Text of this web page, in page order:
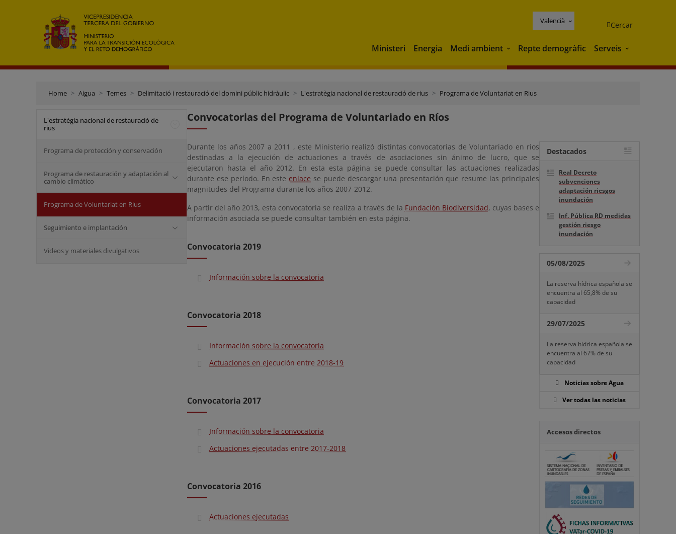
Valencià Cercar
Ministeri Energia Medi ambient Medi ambient
Repte demogràfic Serveis Serveis
Home Aigua Temes Delimitació i restauració del domini públic hidràulic L'estratègia nacional de restauració de rius Programa de Voluntariat en Rius
L'estratègia nacional de restauració de
rius
Programa de protección y conservación
Programa de restauración y adaptación al
cambio climático
Programa de Voluntariat en Rius
Seguimiento e implantación
Videos y materiales divulgativos
Convocatorias del Programa de Voluntariado en Ríos
Durante los años 2007 a 2011 , este Ministerio realizó distintas convocatorias de Voluntariado en rios
destinadas a la ejecución de actuaciones a través de asociaciones sin ánimo de lucro, que se
ejecutaron hasta el año 2012. En esta esta página se puede consultar las actuaciones realizadas
durante ese período. En este enlace se puede descargar una presentación que resume las principales
magnitudes del Programa durante los años 2007-2012.
A partir del año 2013, esta convocatoria se realiza a través de la Fundación Biodiversidad, cuyas bases e
información asociada se puede consultar también en esta página.
Convocatoria 2019
Información sobre la convocatoria
Convocatoria 2018
Información sobre la convocatoria
Actuaciones en ejecución entre 2018-19
Convocatoria 2017
Información sobre la convocatoria
Actuaciones ejecutadas entre 2017-2018
Convocatoria 2016
Actuaciones ejecutadas
Destacados
Real Decreto
subvenciones
adaptación riesgos
inundación
Inf. Pública RD medidas
gestión riesgo
inundación
05/08/2025
La reserva hídrica española se
encuentra al 65,8% de su
capacidad
29/07/2025
La reserva hídrica española se
encuentra al 67% de su
capacidad
Noticias sobre Agua
Ver todas las noticias
Accesos directos